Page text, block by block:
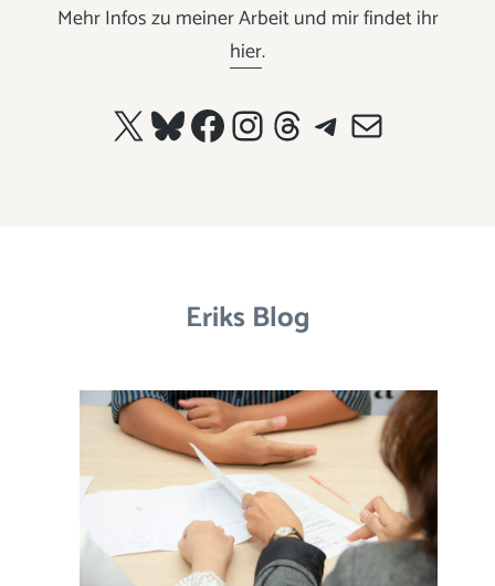
Mehr Infos zu meiner Arbeit und mir findet ihr
hier.
X Bluesky
Facebook
Instagram
Threads
Telegram
E-Mail
Eriks Blog